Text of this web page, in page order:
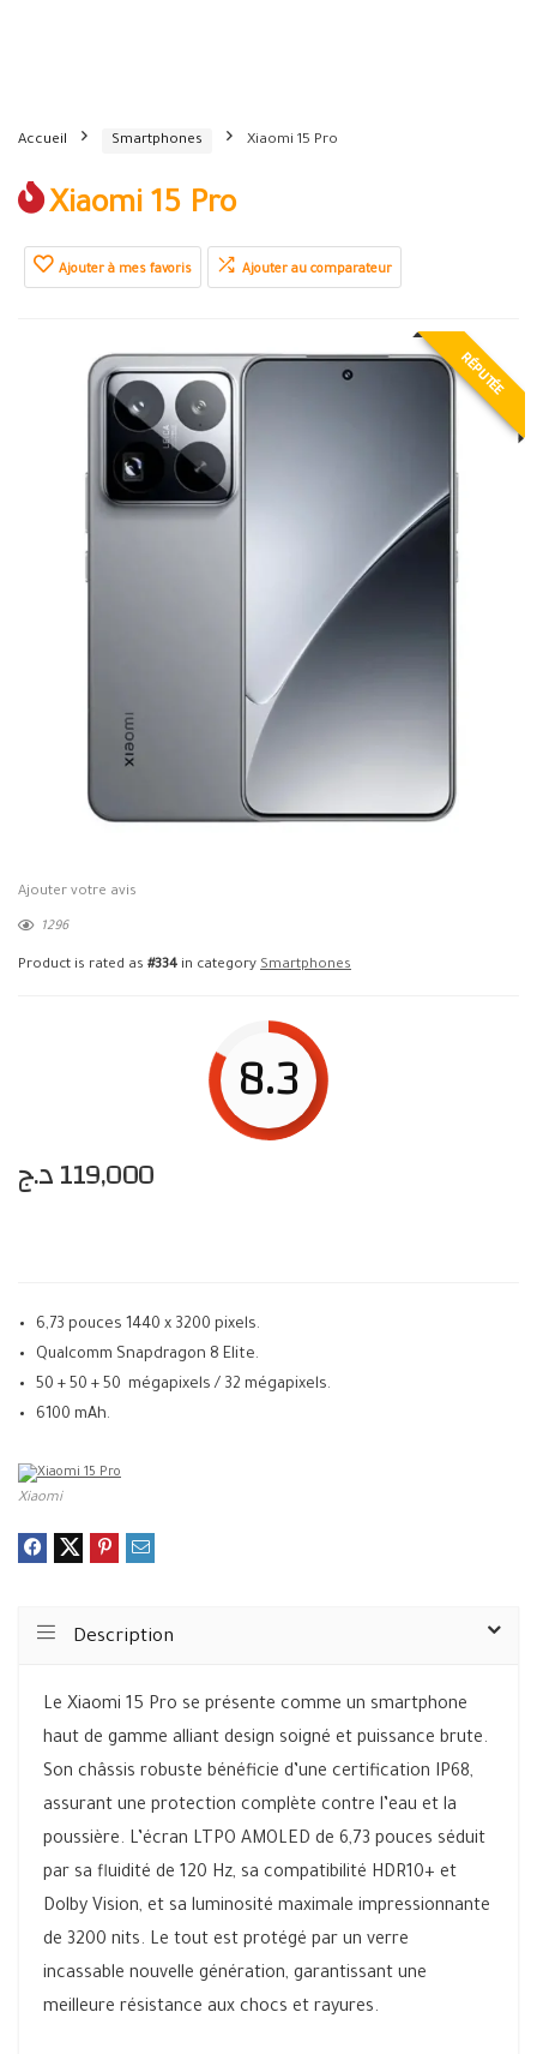
Accueil Smartphones Xiaomi 15 Pro
Xiaomi 15 Pro
Ajouter à mes favoris Ajouter au comparateur
RÉPUTÉE
Ajouter votre avis
1296
Product is rated as #334 in category Smartphones
8.3
119,000د.ج
6,73 pouces 1440 x 3200 pixels.
Qualcomm Snapdragon 8 Elite.
50 + 50 + 50 mégapixels / 32 mégapixels.
6100 mAh.
Xiaomi
Description
Le Xiaomi 15 Pro se présente comme un smartphone
haut de gamme alliant design soigné et puissance brute.
Son châssis robuste bénéficie d’une certification IP68,
assurant une protection complète contre l’eau et la
poussière. L’écran LTPO AMOLED de 6,73 pouces séduit
par sa fluidité de 120 Hz, sa compatibilité HDR10+ et
Dolby Vision, et sa luminosité maximale impressionnante
de 3200 nits. Le tout est protégé par un verre
incassable nouvelle génération, garantissant une
meilleure résistance aux chocs et rayures.